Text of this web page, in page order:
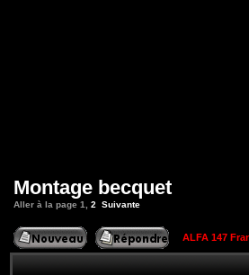
Montage becquet
Aller à la page 1 2 Suivante
ALFA 147